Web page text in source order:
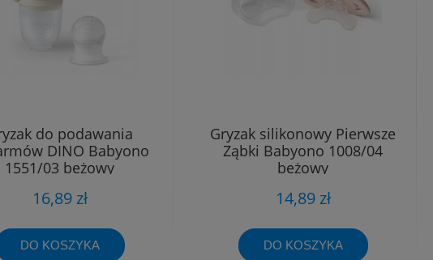
do podawania
DINO Babyono
1551/03 beżowy
16,89 zł
DO KOSZYKA
Gryzak silikonowy Pierwsze
Ząbki Babyono 1008/04
beżowy
14,89 zł
DO KOSZYKA